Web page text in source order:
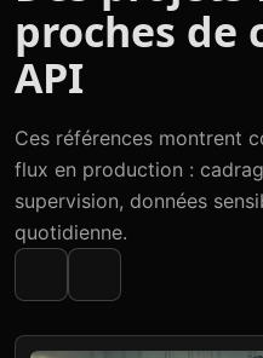
proches de
API
Ces références montrent
flux en production :
supervision, données
quotidienne.